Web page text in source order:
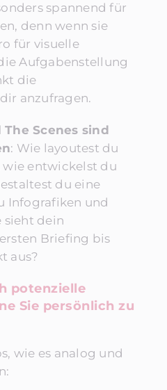
spannend für
denn wenn sie
für visuelle
Aufgabenstellung
die
anzufragen.
Scenes sind
: Wie layoutest du
entwickelst du
du eine
Infografiken und
sieht dein
Briefing bis
aus?
potenzielle
Sie persönlich zu
wie es analog und